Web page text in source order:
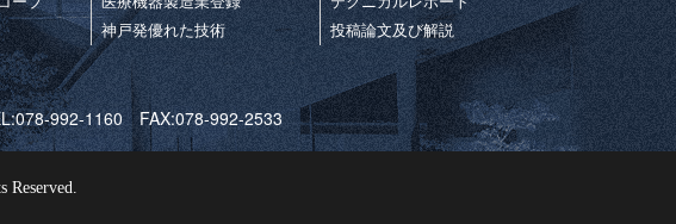
神戸発優れた技術
投稿論文及び解説
992-1160 FAX:078-992-2533